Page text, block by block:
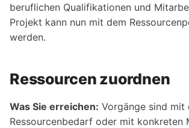
beruflichen Qualifikationen und
Projekt kann nun mit dem
werden.
Ressourcen zuordnen
Was Sie erreichen: Vorgänge sind
Ressourcenbedarf oder mit konkreten